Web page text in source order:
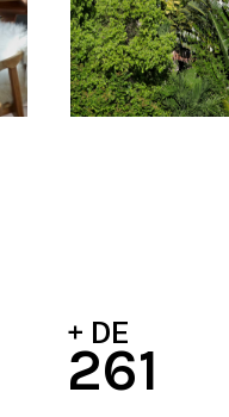
+ DE
261